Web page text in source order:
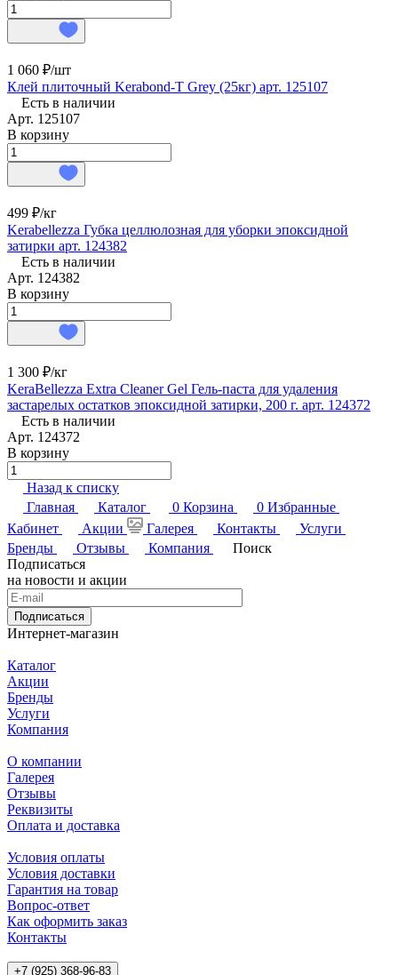
1 060 ₽/шт
Клей плиточный Kerabond-T Grey (25кг) арт. 125107
Есть в наличии
Арт. 125107
В корзину
499 ₽/кг
Kerabellezza Губка целлюлозная для уборки эпоксидной
затирки арт. 124382
Есть в наличии
Арт. 124382
В корзину
1 300 ₽/кг
KeraBellezza Extra Cleaner Gel Гель-паста для удаления
застарелых остатков эпоксидной затирки, 200 г. арт. 124372
Есть в наличии
Арт. 124372
В корзину
Назад к списку
Главная
Каталог 0 Корзина 0 Избранные
Кабинет
Акции Галерея Контакты
Услуги
Бренды
Отзывы Компания
Поиск
Подписаться
на новости и акции
Подписаться
Интернет-магазин
Каталог
Акции
Бренды
Услуги
Компания
О компании
Галерея
Отзывы
Реквизиты
Оплата и доставка
Условия оплаты
Условия доставки
Гарантия на товар
Вопрос-ответ
Как оформить заказ
Контакты
+7 (925) 368-96-83